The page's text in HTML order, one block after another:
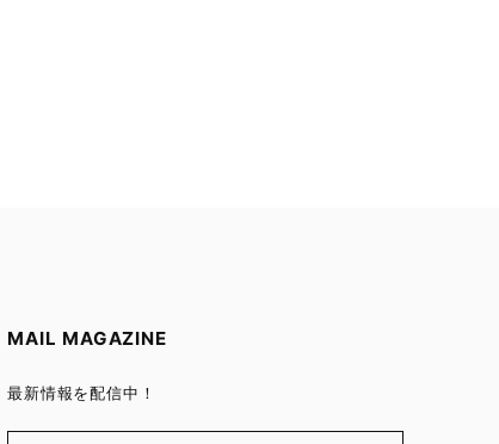
MAIL MAGAZINE
最新情報を配信中！